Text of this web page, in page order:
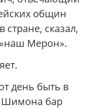
общин
стране, сказал,
Мерон».
день быть в
Шимона бар